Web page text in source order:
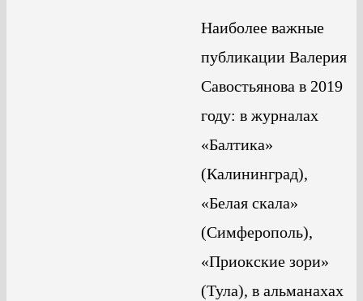
Наиболее важные
публикации Валерия
Савостьянова в 2019
году: в журналах
«Балтика»
(Калининград),
«Белая скала»
(Симферополь),
«Приокские зори»
(Тула), в альманахах